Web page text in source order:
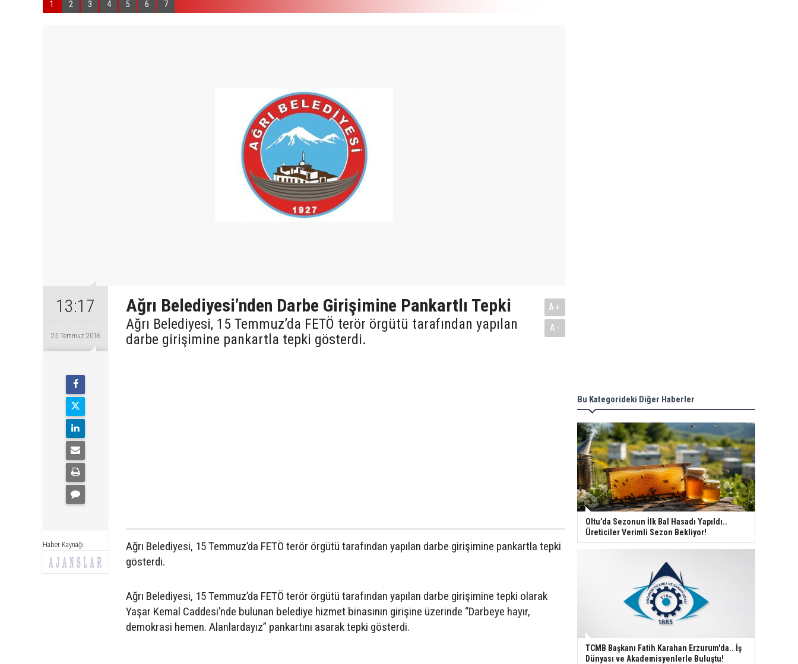
1 2 3 4 5 6 7
13:17
25 Temmuz 2016
Haber Kaynağı
Ağrı Belediyesi’nden Darbe Girişimine Pankartlı Tepki
Ağrı Belediyesi, 15 Temmuz’da FETÖ terör örgütü tarafından yapılan
darbe girişimine pankartla tepki gösterdi.
A+
A-
Ağrı Belediyesi, 15 Temmuz’da FETÖ terör örgütü tarafından yapılan darbe girişimine pankartla tepki
gösterdi.
Ağrı Belediyesi, 15 Temmuz’da FETÖ terör örgütü tarafından yapılan darbe girişimine tepki olarak
Yaşar Kemal Caddesi’nde bulunan belediye hizmet binasının girişine üzerinde “Darbeye hayır,
demokrasi hemen. Alanlardayız” pankartını asarak tepki gösterdi.
Bu Kategorideki Diğer Haberler
Oltu’da Sezonun İlk Bal Hasadı Yapıldı..
Üreticiler Verimli Sezon Bekliyor!
TCMB Başkanı Fatih Karahan Erzurum'da.. İş
Dünyası ve Akademisyenlerle Buluştu!